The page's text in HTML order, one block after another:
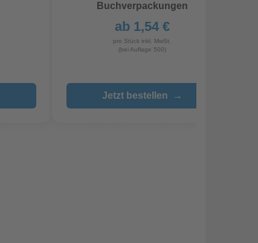
Buchverpackungen
ab 1,54 €
pro Stück inkl. MwSt.
(bei Auflage 500)
Jetzt bestellen →